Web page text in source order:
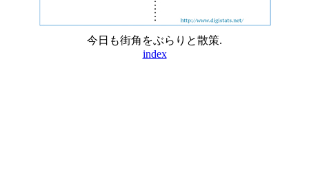
今日も街角をぶらりと散策.
index